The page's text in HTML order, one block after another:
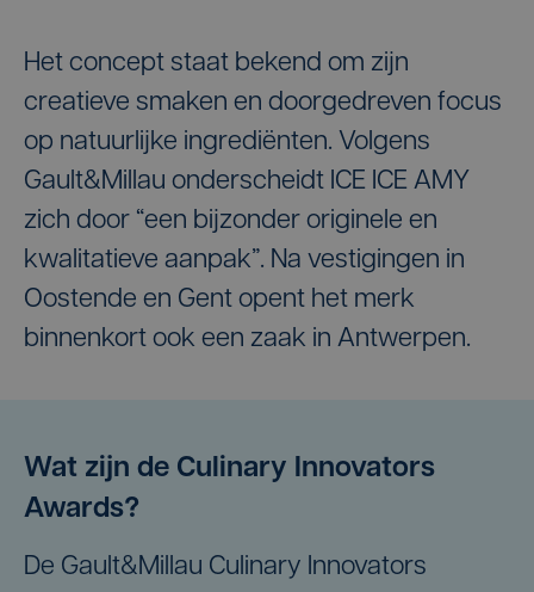
Het concept staat bekend om zijn
creatieve smaken en doorgedreven focus
op natuurlijke ingrediënten. Volgens
Gault&Millau onderscheidt ICE ICE AMY
zich door “een bijzonder originele en
kwalitatieve aanpak”. Na vestigingen in
Oostende en Gent opent het merk
binnenkort ook een zaak in Antwerpen.
Wat zijn de Culinary Innovators
Awards?
De Gault&Millau Culinary Innovators